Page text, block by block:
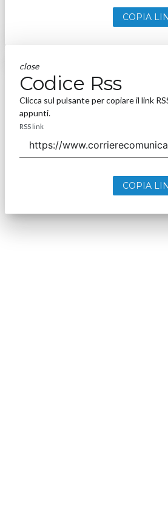
COPIA
close
Codice Rss
Clicca sul pulsante per copiare il link
appunti.
RSS link
COPIA